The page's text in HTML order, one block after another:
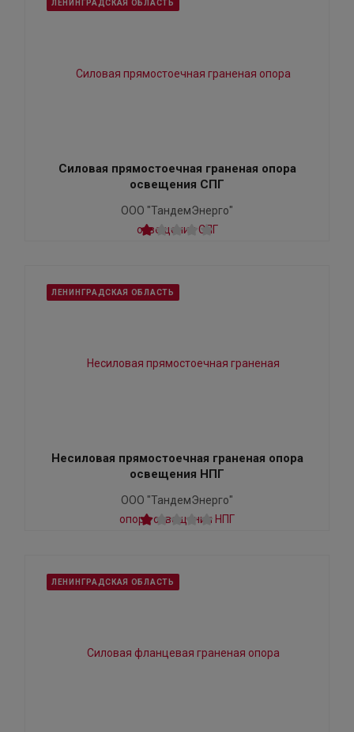
ЛЕНИНГРАДСКАЯ ОБЛАСТЬ
Силовая прямостоечная граненая опора
освещения СПГ
ООО "ТандемЭнерго"
ЛЕНИНГРАДСКАЯ ОБЛАСТЬ
Несиловая прямостоечная граненая опора
освещения НПГ
ООО "ТандемЭнерго"
ЛЕНИНГРАДСКАЯ ОБЛАСТЬ